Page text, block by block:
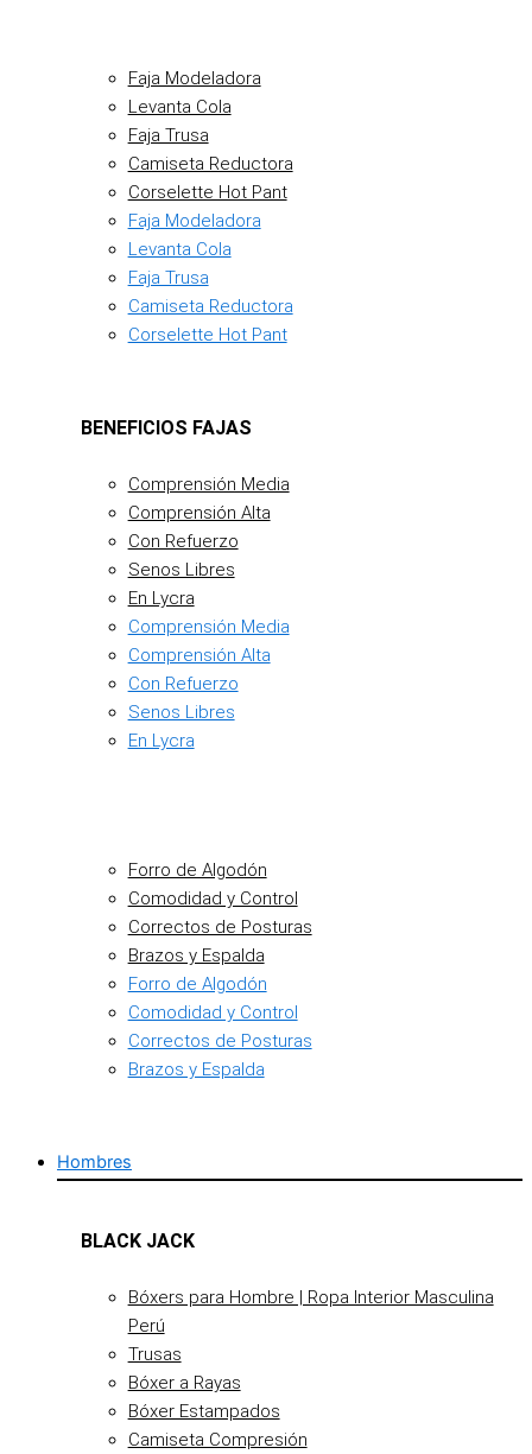
Faja Modeladora
Levanta Cola
Faja Trusa
Camiseta Reductora
Corselette Hot Pant
Faja Modeladora
Levanta Cola
Faja Trusa
Camiseta Reductora
Corselette Hot Pant
BENEFICIOS FAJAS
Comprensión Media
Comprensión Alta
Con Refuerzo
Senos Libres
En Lycra
Comprensión Media
Comprensión Alta
Con Refuerzo
Senos Libres
En Lycra
Forro de Algodón
Comodidad y Control
Correctos de Posturas
Brazos y Espalda
Forro de Algodón
Comodidad y Control
Correctos de Posturas
Brazos y Espalda
Hombres
BLACK JACK
Bóxers para Hombre | Ropa Interior Masculina
Perú
Trusas
Bóxer a Rayas
Bóxer Estampados
Camiseta Compresión